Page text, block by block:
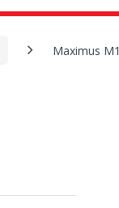
Maximus M1